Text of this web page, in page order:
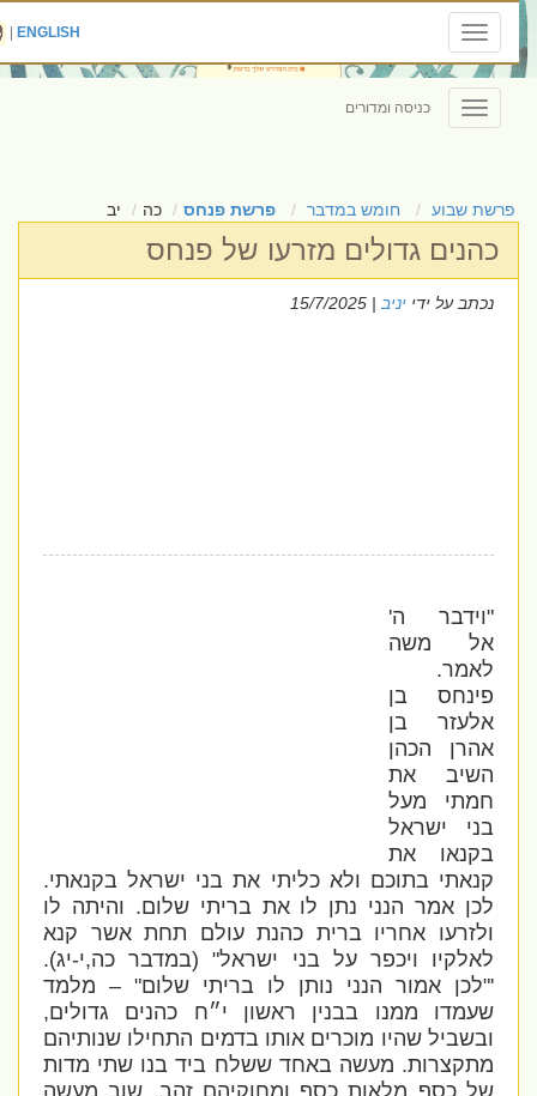
Toggle
navigation
ENGLISH
|
Toggle
navigation
כניסה ומדורים
פרשת שבוע חומש במדבר פרשת פנחס כה יב
כהנים גדולים מזרעו של פנחס
נכתב על ידייניב| 15/7/2025
"וידבר ה'
אל משה
לאמר.
פינחס בן
אלעזר בן
אהרן הכהן
השיב את
חמתי מעל
בני ישראל
בקנאו את
קנאתי בתוכם ולא כליתי את בני ישראל בקנאתי.
לכן אמר הנני נתן לו את בריתי שלום. והיתה לו
ולזרעו אחריו ברית כהנת עולם תחת אשר קנא
לאלקיו ויכפר על בני ישראל" (במדבר כה,י-יג).
'"לכן אמור הנני נותן לו בריתי שלום" – מלמד
שעמדו ממנו בבנין ראשון י״ח כהנים גדולים,
ובשביל שהיו מוכרים אותו בדמים התחילו שנותיהם
מתקצרות. מעשה באחד ששלח ביד בנו שתי מדות